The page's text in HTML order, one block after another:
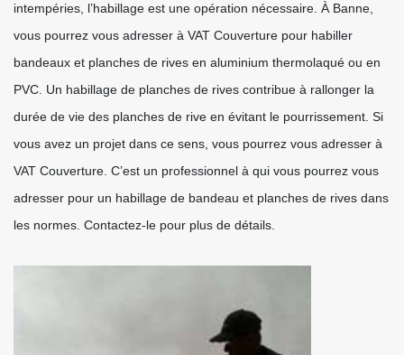
intempéries, l’habillage est une opération nécessaire. À Banne,
vous pourrez vous adresser à VAT Couverture pour habiller
bandeaux et planches de rives en aluminium thermolaqué ou en
PVC. Un habillage de planches de rives contribue à rallonger la
durée de vie des planches de rive en évitant le pourrissement. Si
vous avez un projet dans ce sens, vous pourrez vous adresser à
VAT Couverture. C’est un professionnel à qui vous pourrez vous
adresser pour un habillage de bandeau et planches de rives dans
les normes. Contactez-le pour plus de détails.